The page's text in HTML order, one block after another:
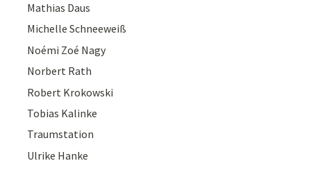
Mathias Daus
Michelle Schneeweiß
Noémi Zoé Nagy
Norbert Rath
Robert Krokowski
Tobias Kalinke
Traumstation
Ulrike Hanke